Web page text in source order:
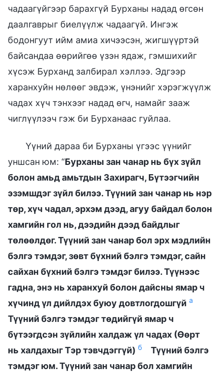
чадаагүйгээр барахгүй Бурханы надад өгсөн
даалгаврыг биелүүлж чадаагүй. Ингэж
бодонгуут ийм амиа хичээсэн, жигшүүртэй
байсандаа өөрийгөө үзэн ядаж, гэмшихийг
хүсэж Бурханд залбирал хэллээ. Эдгээр
харанхуйн нөлөөг эвдэж, үнэнийг хэрэгжүүлж
чадах хүч тэнхээг надад өгч, намайг зааж
чиглүүлээч гэж би Бурханаас гуйлаа.
Үүний дараа би Бурханы үгээс үүнийг
уншсан юм: “Бурханы зан чанар нь бүх зүйл
болон амьд амьтдын Захирагч, Бүтээгчийн
эзэмшдэг зүйл билээ. Түүний зан чанар нь нэр
төр, хүч чадал, эрхэм дээд, агуу байдал болон
хамгийн гол нь, дээдийн дээд байдлыг
төлөөлдөг. Түүний зан чанар бол эрх мэдлийн
бэлгэ тэмдэг, зөвт бүхний бэлгэ тэмдэг, сайн
сайхан бүхний бэлгэ тэмдэг билээ. Түүнээс
гадна, энэ нь харанхуй болон дайсны ямар ч
хүчинд үл дийлдэх буюу довтлогдошгүй а
Түүний бэлгэ тэмдэг төдийгүй ямар ч
бүтээгдсэн зүйлийн халдаж үл чадах (Өөрт
нь халдахыг Тэр тэвчдэггүй) б
Түүний бэлгэ
тэмдэг юм. Түүний зан чанар бол хамгийн